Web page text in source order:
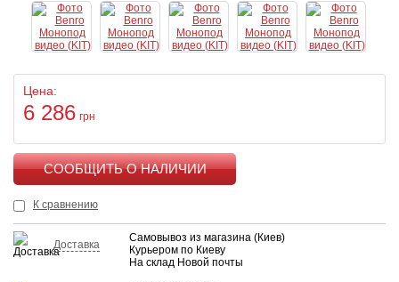
Цена:
6 286 грн
К сравнению
Доставка
Самовывоз из магазина (Киев)
Курьером по Киеву
На склад Новой почты